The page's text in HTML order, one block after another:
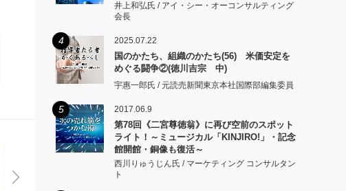
井上和弘氏 / アイ・シー・オーコンサルティング
会長
4 2025.07.22
国のかたち、組織のかたち(56) 米価安定を
めぐる闘争②(徳川吉宗 中)
宇惠一郎氏 / 元読売新聞東京本社国際部編集委員
5 2017.06.9
第78回《二宮尊徳翁》に再び空前のスポット
ライト！～ミュージカル「KINJIRO!」・記念
館開館・銅像も復活～
西川りゅうじん氏 / マーケティング コンサルタン
ト